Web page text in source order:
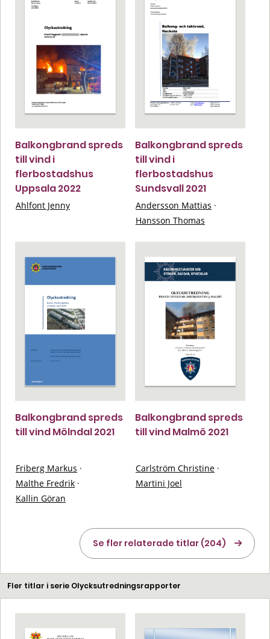
Balkongbrand spreds
till vind i
flerbostadshus
Uppsala 2022
Ahlfont Jenny
Balkongbrand spreds
till vind i
flerbostadshus
Sundsvall 2021
Andersson Mattias ·
Hansson Thomas
Balkongbrand spreds
till vind Mölndal 2021
Friberg Markus ·
Malthe Fredrik ·
Kallin Göran
Balkongbrand spreds
till vind Malmö 2021
Carlström Christine ·
Martini Joel
Se fler relaterade titlar (204)
Fler titlar i serie Olycksutredningsrapporter